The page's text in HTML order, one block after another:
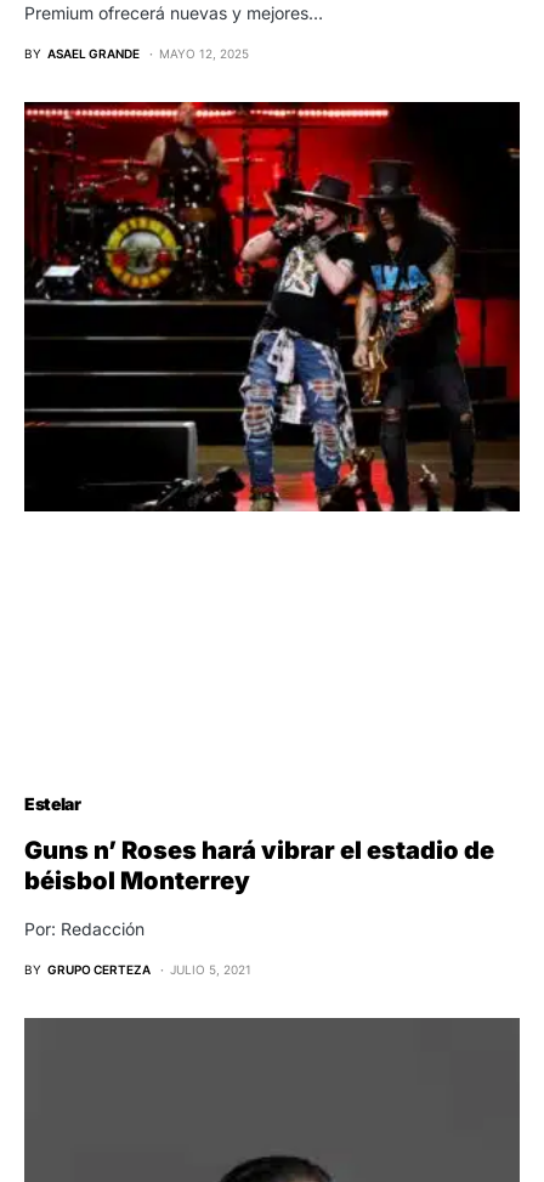
Premium ofrecerá nuevas y mejores…
BY ASAEL GRANDE MAYO 12, 2025
Estelar
Guns n’ Roses hará vibrar el estadio de
béisbol Monterrey
Por: Redacción
BY GRUPO CERTEZA JULIO 5, 2021